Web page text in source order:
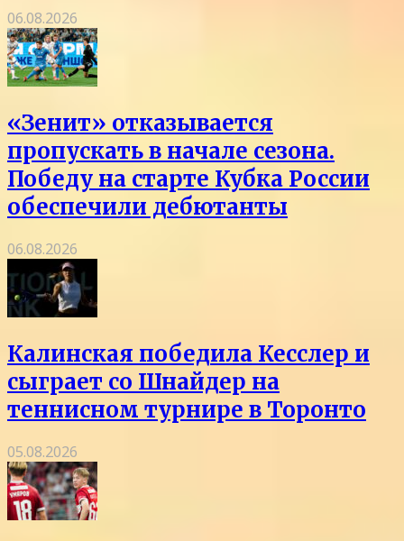
06.08.2026
«Зенит» отказывается
пропускать в начале сезона.
Победу на старте Кубка России
обеспечили дебютанты
06.08.2026
Калинская победила Кесслер и
сыграет со Шнайдер на
теннисном турнире в Торонто
05.08.2026